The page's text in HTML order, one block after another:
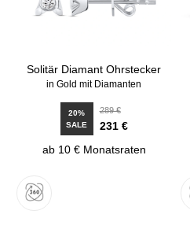
Solitär Diamant Ohrstecker
in Gold mit Diamanten
20%
SALE
289 €
231 €
ab 10 € Monatsraten